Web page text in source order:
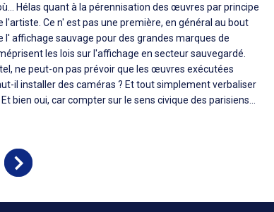
Hélas quant à la pérennisation des œuvres par principe
Ce n' est pas une première, en général au bout
affichage sauvage pour des grandes marques de
les lois sur l'affichage en secteur sauvegardé.
ne peut-on pas prévoir que les œuvres exécutées
il installer des caméras ? Et tout simplement verbaliser
bien oui, car compter sur le sens civique des parisiens...